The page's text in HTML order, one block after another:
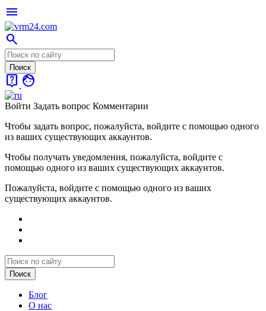
menu
search
live_help face
Войти Задать вопрос Комментарии
Чтобы задать вопрос, пожалуйста, войдите с помощью одного
из ваших существующих аккаунтов.
Чтобы получать уведомления, пожалуйста, войдите с
помощью одного из ваших существующих аккаунтов.
Пожалуйста, войдите с помощью одного из ваших
существующих аккаунтов.
Блог
О нас